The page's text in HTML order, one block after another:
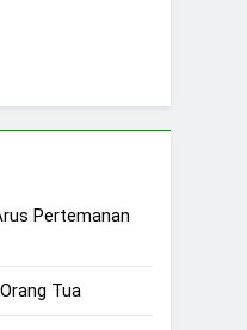
Pertemanan
Tua